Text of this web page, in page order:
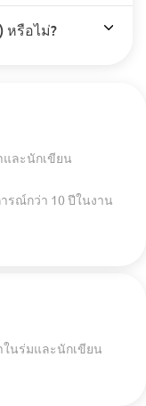
หรือไม่?
ละนักเขียน
รณ์กว่า 10 ปีในงาน
นร่มและนักเขียน